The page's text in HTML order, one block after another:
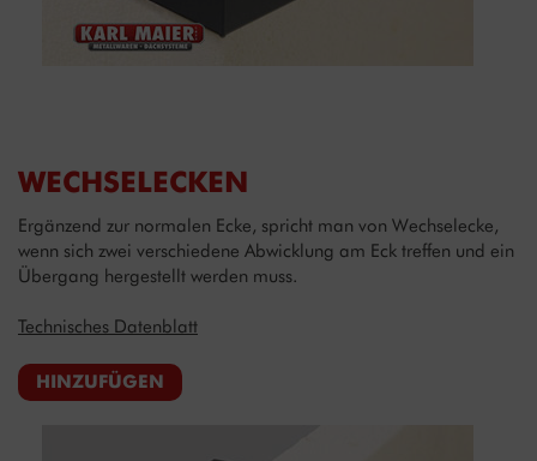
WECHSELECKEN
Ergänzend zur normalen Ecke, spricht man von Wechselecke,
wenn sich zwei verschiedene Abwicklung am Eck treffen und ein
Übergang hergestellt werden muss.
Technisches Datenblatt
HINZUFÜGEN